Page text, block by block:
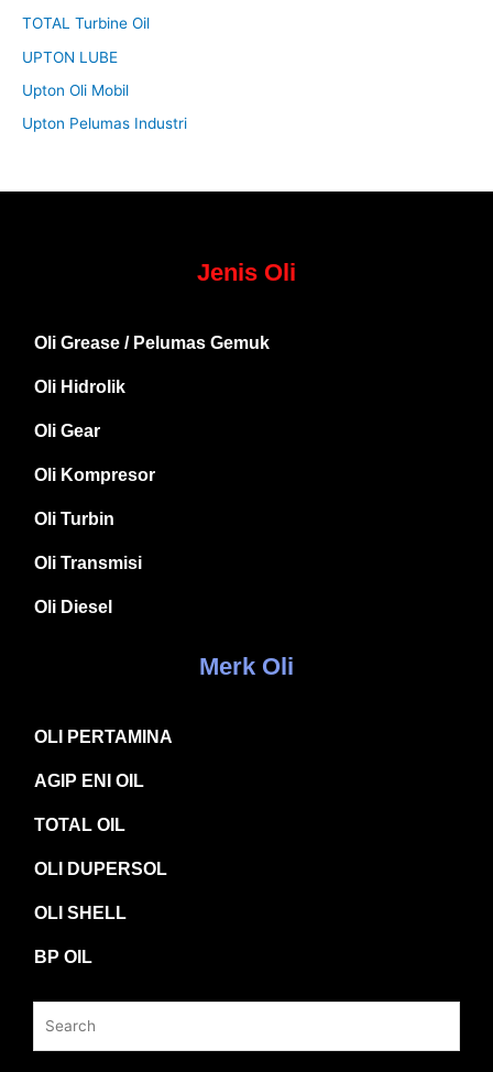
TOTAL Turbine Oil
UPTON LUBE
Upton Oli Mobil
Upton Pelumas Industri
Jenis Oli
Oli Grease / Pelumas Gemuk
Oli Hidrolik
Oli Gear
Oli Kompresor
Oli Turbin
Oli Transmisi
Oli Diesel
Merk Oli
OLI PERTAMINA
AGIP ENI OIL
TOTAL OIL
OLI DUPERSOL
OLI SHELL
BP OIL